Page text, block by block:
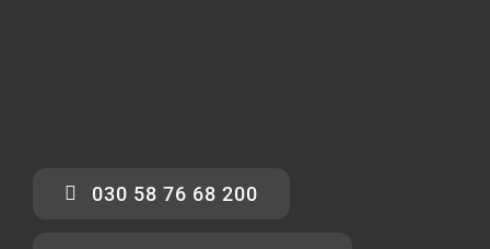
030 58 76 68 200